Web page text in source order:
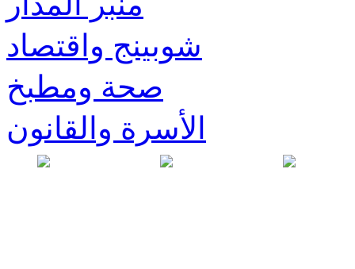
شوبينج واقتصاد
صحة ومطبخ
الأسرة والقانون